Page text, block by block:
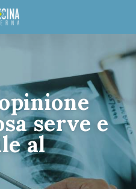
serve e
al